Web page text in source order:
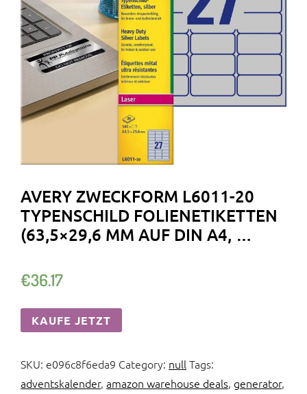
AVERY ZWECKFORM L6011-20
TYPENSCHILD FOLIENETIKETTEN
(63,5×29,6 MM AUF DIN A4, …
€36.17
KAUFE JETZT
SKU: e096c8f6eda9 Category: nullTags:
adventskalender, amazon warehouse deals, generator,